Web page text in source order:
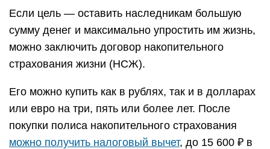
Если цель — оставить наследникам большую
сумму денег и максимально упростить им жизнь,
можно заключить договор накопительного
страхования жизни (НСЖ).
Его можно купить как в рублях, так и в долларах
или евро на три, пять или более лет. После
покупки полиса накопительного страхования
можно получить налоговый вычет, до 15 600 ₽ в